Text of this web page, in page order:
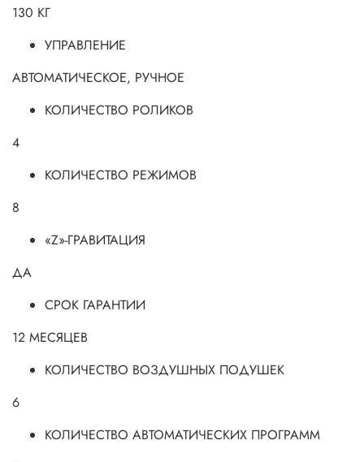
130 КГ
УПРАВЛЕНИЕ
АВТОМАТИЧЕСКОЕ, РУЧНОЕ
КОЛИЧЕСТВО РОЛИКОВ
4
КОЛИЧЕСТВО РЕЖИМОВ
8
«Z»-ГРАВИТАЦИЯ
ДА
СРОК ГАРАНТИИ
12 МЕСЯЦЕВ
КОЛИЧЕСТВО ВОЗДУШНЫХ ПОДУШЕК
6
КОЛИЧЕСТВО АВТОМАТИЧЕСКИХ ПРОГРАММ